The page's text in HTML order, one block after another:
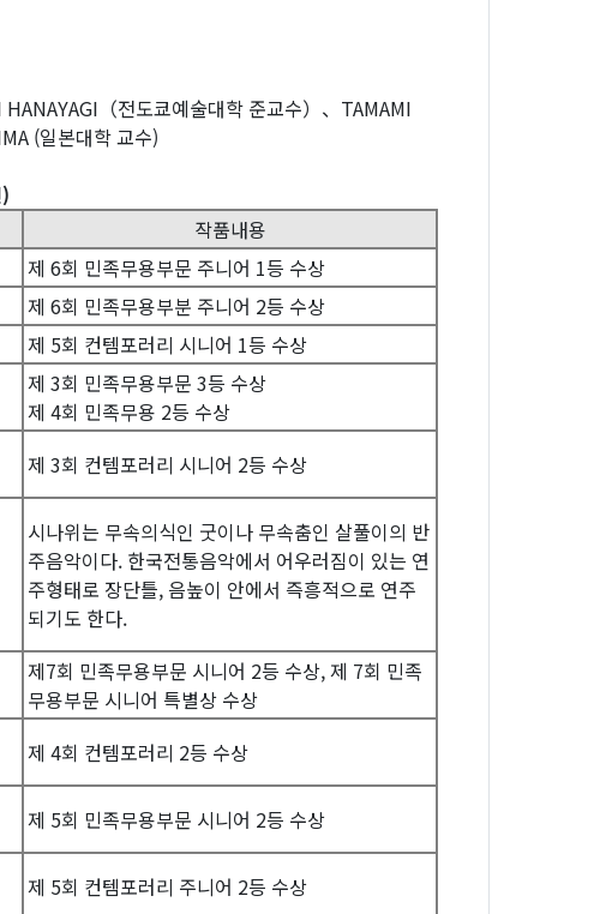
（전도쿄예술대학 준교수）、TAMAMI
(일본대학 교수)
작품내용
제 6회 민족무용부문 주니어 1등 수상
제 6회 민족무용부분 주니어 2등 수상
제 5회 컨템포러리 시니어 1등 수상
제 3회 민족무용부문 3등 수상
제 4회 민족무용 2등 수상
제 3회 컨템포러리 시니어 2등 수상
시나위는 무속의식인 굿이나 무속춤인 살풀이의 반
주음악이다. 한국전통음악에서 어우러짐이 있는 연
주형태로 장단틀, 음높이 안에서 즉흥적으로 연주
되기도 한다.
제7회 민족무용부문 시니어 2등 수상, 제 7회 민족
무용부문 시니어 특별상 수상
제 4회 컨템포러리 2등 수상
제 5회 민족무용부문 시니어 2등 수상
제 5회 컨템포러리 주니어 2등 수상